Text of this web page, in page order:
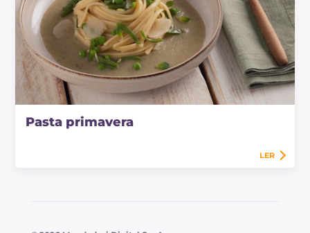
Pasta primavera
LER